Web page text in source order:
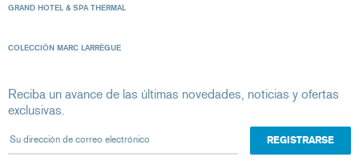
GRAND HOTEL & SPA THERMAL
COLECCIÓN MARC LARRÈGUE
Reciba un avance de las últimas novedades, noticias y ofertas
exclusivas.
Su dirección de correo electrónico